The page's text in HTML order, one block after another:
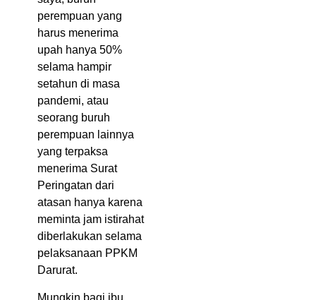
perempuan yang
harus menerima
upah hanya 50%
selama hampir
setahun di masa
pandemi, atau
seorang buruh
perempuan lainnya
yang terpaksa
menerima Surat
Peringatan dari
atasan hanya karena
meminta jam istirahat
diberlakukan selama
pelaksanaan PPKM
Darurat.
Mungkin bagi ibu